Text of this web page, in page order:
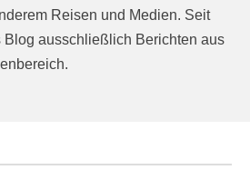
Reisen und Medien. Seit
Blog ausschließlich Berichten aus